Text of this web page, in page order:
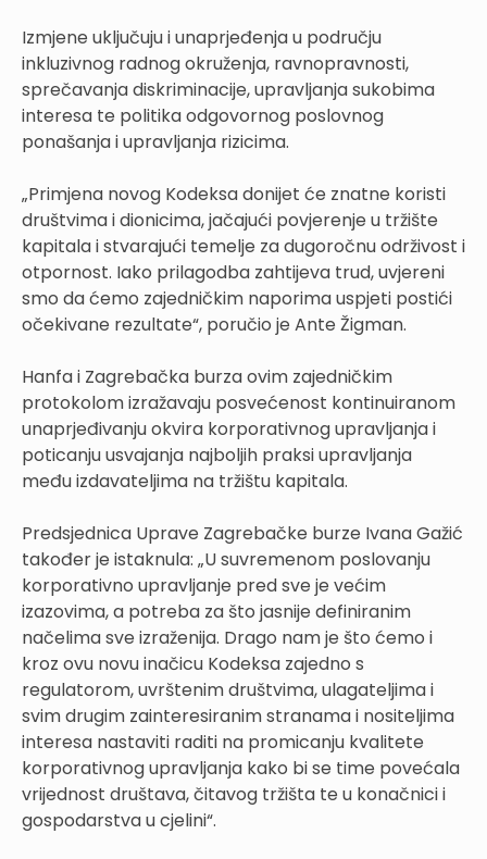
Izmjene uključuju i unaprjeđenja u području
inkluzivnog radnog okruženja, ravnopravnosti,
sprečavanja diskriminacije, upravljanja sukobima
interesa te politika odgovornog poslovnog
ponašanja i upravljanja rizicima.
„Primjena novog Kodeksa donijet će znatne koristi
društvima i dionicima, jačajući povjerenje u tržište
kapitala i stvarajući temelje za dugoročnu održivost i
otpornost. Iako prilagodba zahtijeva trud, uvjereni
smo da ćemo zajedničkim naporima uspjeti postići
očekivane rezultate“, poručio je Ante Žigman.
Hanfa i Zagrebačka burza ovim zajedničkim
protokolom izražavaju posvećenost kontinuiranom
unaprjeđivanju okvira korporativnog upravljanja i
poticanju usvajanja najboljih praksi upravljanja
među izdavateljima na tržištu kapitala.
Predsjednica Uprave Zagrebačke burze Ivana Gažić
također je istaknula: „U suvremenom poslovanju
korporativno upravljanje pred sve je većim
izazovima, a potreba za što jasnije definiranim
načelima sve izraženija. Drago nam je što ćemo i
kroz ovu novu inačicu Kodeksa zajedno s
regulatorom, uvrštenim društvima, ulagateljima i
svim drugim zainteresiranim stranama i nositeljima
interesa nastaviti raditi na promicanju kvalitete
korporativnog upravljanja kako bi se time povećala
vrijednost društava, čitavog tržišta te u konačnici i
gospodarstva u cjelini“.